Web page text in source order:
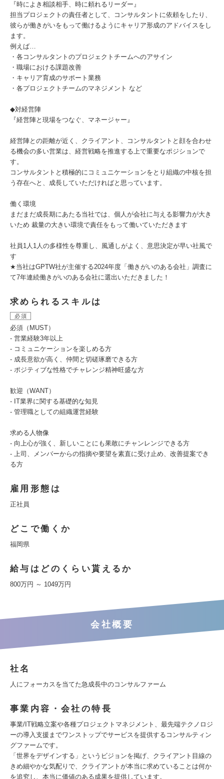
『時によき相談相手、時に頼れるリーダー』
担当プロジェクトの責任者として、コンサルタントに依頼をしたり、
彼らが働きがいをもって働けるようにキャリア形成のアドバイスをし
ます。
例えば…
・各コンサルタントのプロジェクトチームへのアサイン
・職場における課題改善
・キャリア育成のサポート業務
・各プロジェクトチームのマネジメント など
◆対経営陣
『経営陣と現場をつなぐ、マネージャー』
経営陣との距離が近く、クライアント、コンサルタントと顔を合わせ
る機会の多い営業は、経営戦略を推進する上で重要なポジションで
す。
コンサルタントと積極的にコミュニケーションをとり組織の中核を担
う存在へと、成長していただければと思っています。
働く環境
まだまだ成長期にあたる当社では、個人が会社に与える影響力が大き
いため 裁量の大きい環境で責任をもって働いていただきます
社員1人1人の多様性を尊重し、風通しがよく、意思決定が早い社風で
す
★当社はGPTW社が主催する2024年度「働きがいのある会社」調査に
て7年連続働きがいのある会社に選出いただきました！
求められるスキルは
必須
必須（MUST）
- 営業経験3年以上
- コミュニケーションを楽しめる方
- 成長意欲が高く、仲間と切磋琢磨できる方
- ポジティブな性格でチャレンジ精神旺盛な方
歓迎（WANT）
- IT業界に関する基礎的な知見
- 管理職としての組織運営経験
求める人物像
- 向上心が強く、新しいことにも果敢にチャンレンジできる方
- 上司、メンバーからの指摘や要望を素直に受け止め、改善提案でき
る方
雇用形態は
正社員
どこで働くか
福岡県
給与はどのくらい貰えるか
800万円 ～ 1049万円
会社概要
社名
人にフォーカスを当てた急成長中のコンサルファーム
事業内容・会社の特長
事業/IT戦略立案や各種プロジェクトマネジメント、最先端テクノロジ
ーの導入支援までワンストップでサービスを提供するコンサルティン
グファームです。
「世界をデザインする」というビジョンを掲げ、クライアント目線の
きめ細やかな気配りで、クライアントが本当に求めていることは何か
を追究し、本当に価値のある成果を提供しています。